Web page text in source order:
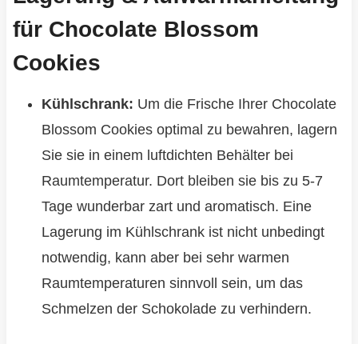
für Chocolate Blossom
Cookies
Kühlschrank: Um die Frische Ihrer Chocolate
Blossom Cookies optimal zu bewahren, lagern
Sie sie in einem luftdichten Behälter bei
Raumtemperatur. Dort bleiben sie bis zu 5-7
Tage wunderbar zart und aromatisch. Eine
Lagerung im Kühlschrank ist nicht unbedingt
notwendig, kann aber bei sehr warmen
Raumtemperaturen sinnvoll sein, um das
Schmelzen der Schokolade zu verhindern.